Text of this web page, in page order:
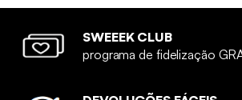
SWEEEK CLUB
programa de fidelização